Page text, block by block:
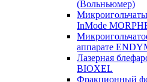
(Вольньюмер)
InMode
аппарате
Лазерная
BIOXEL
Фракционный